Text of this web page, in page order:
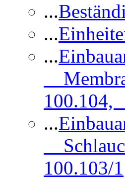
...
...
...
100.104,
...
100.103/1